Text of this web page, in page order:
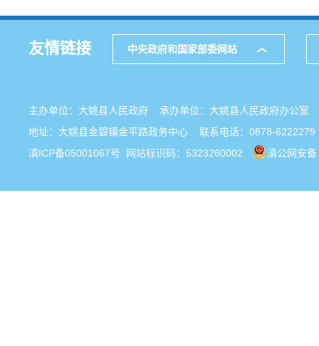
友情链接 中央政府和国家部委网站
主办单位：大姚县人民政府 承办单位：大姚县人民政府办公
地址：大姚县金碧镇金平路政务中心 联系电话：0878-6222279
滇ICP备05001067号 网站标识码：5323260002 滇公网安